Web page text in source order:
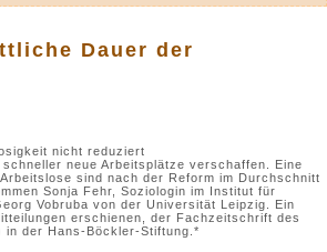
Dauer der
nicht reduziert
neue Arbeitsplätze verschaffen. Eine
sind nach der Reform im Durchschnitt
Sonja Fehr, Soziologin im Institut für
Vobruba von der Universität Leipzig. Ein
erschienen, der Fachzeitschrift des
der Hans-Böckler-Stiftung.*